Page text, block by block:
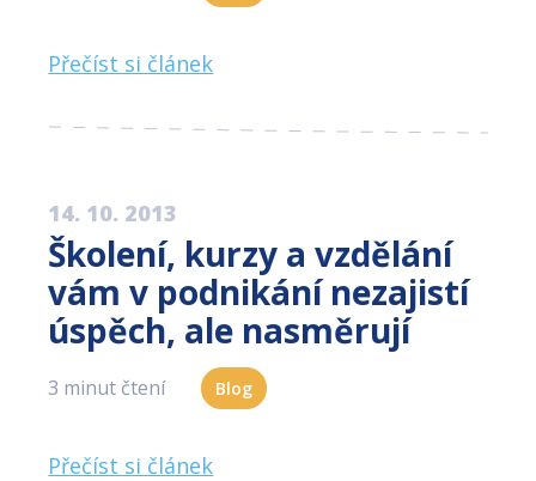
Přečíst si článek
14. 10. 2013
Školení, kurzy a vzdělání
vám v podnikání nezajistí
úspěch, ale nasměrují
3 minut čtení Blog
Přečíst si článek